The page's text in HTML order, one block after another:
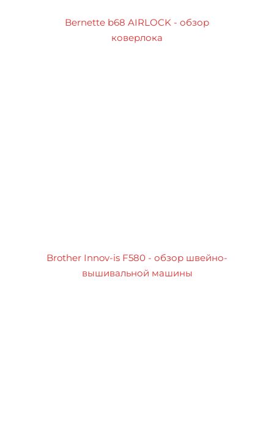
Bernette b68 AIRLOCK - обзор
коверлока
Brother Innov-is F580 - обзор швейно-
вышивальной машины